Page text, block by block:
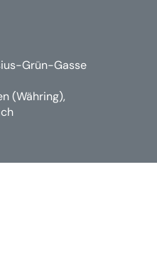
Grün-Gasse
(Währing),